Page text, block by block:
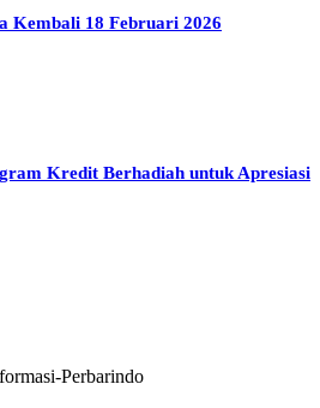
Kembali 18 Februari 2026
Kredit Berhadiah untuk Apresiasi